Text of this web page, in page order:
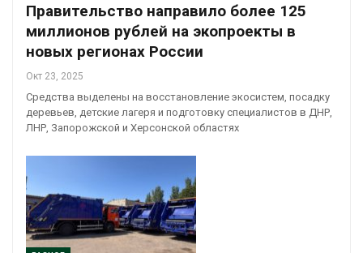
Правительство направило более 125
миллионов рублей на экопроекты в
новых регионах России
Окт 23, 2025
Средства выделены на восстановление экосистем, посадку
деревьев, детские лагеря и подготовку специалистов в ДНР,
ЛНР, Запорожской и Херсонской областях